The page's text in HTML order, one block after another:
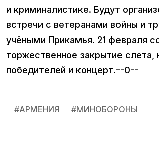
и криминалистике. Будут
встречи с ветеранами войны и
учёными Прикамья. 21 февраля
торжественное закрытие слета,
победителей и концерт.--0--
#АРМЕНИЯ #МИНОБОРОНЫ